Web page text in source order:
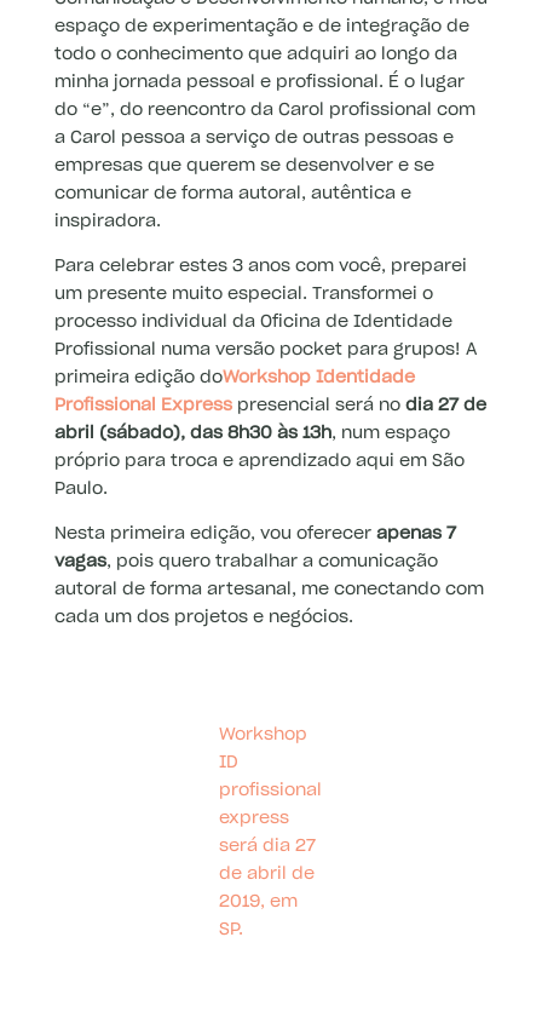
espaço de experimentação e de integração de
todo o conhecimento que adquiri ao longo da
minha jornada pessoal e profissional. É o lugar
do “e”, do reencontro da Carol profissional com
a Carol pessoa a serviço de outras pessoas e
empresas que querem se desenvolver e se
comunicar de forma autoral, autêntica e
inspiradora.
Para celebrar estes 3 anos com você, preparei
um presente muito especial. Transformei o
processo individual da Oficina de Identidade
Profissional numa versão pocket para grupos! A
primeira edição doWorkshop Identidade
Profissional Express presencial será no dia 27 de
abril (sábado), das 8h30 às 13h, num espaço
próprio para troca e aprendizado aqui em São
Paulo.
Nesta primeira edição, vou oferecer apenas 7
vagas, pois quero trabalhar a comunicação
autoral de forma artesanal, me conectando com
cada um dos projetos e negócios.
Workshop
ID
profissional
express
será dia 27
de abril de
2019, em
SP.